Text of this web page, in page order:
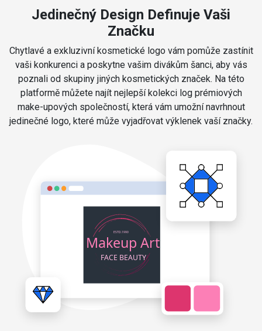
Jedinečný Design Definuje Vaši
Značku
Chytlavé a exkluzivní kosmetické logo vám pomůže zastínit
vaši konkurenci a poskytne vašim divákům šanci, aby vás
poznali od skupiny jiných kosmetických značek. Na této
platformě můžete najít nejlepší kolekci log prémiových
make-upových společností, která vám umožní navrhnout
jedinečné logo, které může vyjadřovat výklenek vaší značky.